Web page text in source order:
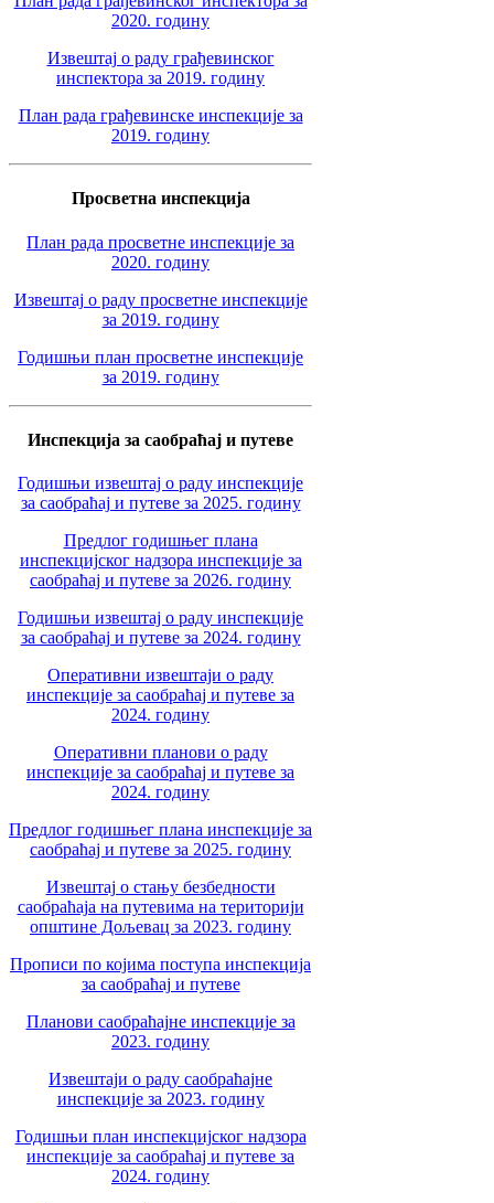
2020. годину
Извештај о раду грађевинског
инспектора за 2019. годину
План рада грађевинске инспекције за
2019. годину
Просветна инспекција
План рада просветне инспекције за
2020. годину
Извештај о раду просветне инспекције
за 2019. годину
Годишњи план просветне инспекције
за 2019. годину
Инспекција за саобраћај и путеве
Годишњи извештај о раду инспекције
за саобраћај и путеве за 2025. годину
Предлог годишњег плана
инспекцијског надзора инспекције за
саобраћај и путеве за 2026. годину
Годишњи извештај о раду инспекције
за саобраћај и путеве за 2024. годину
Оперативни извештаји о раду
инспекције за саобраћај и путеве за
2024. годину
Оперативни планови о раду
инспекције за саобраћај и путеве за
2024. годину
Предлог годишњег плана инспекције за
саобраћај и путеве за 2025. годину
Извештај о стању безбедности
саобраћаја на путевима на територији
општине Дољевац за 2023. годину
Прописи по којима поступа инспекција
за саобраћај и путеве
Планови саобраћајне инспекције за
2023. годину
Извештаји о раду саобраћајне
инспекције за 2023. годину
Годишњи план инспекцијског надзора
инспекције за саобраћај и путеве за
2024. годину